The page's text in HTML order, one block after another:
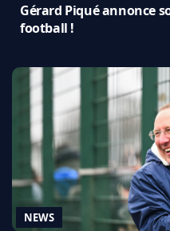
Gérard Piqué annonce
football !
NEWS